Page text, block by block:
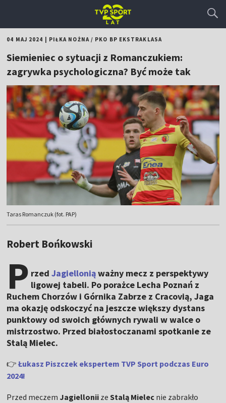
04 MAJ 2024 PIŁKA NOŻNA/ PKO BP EKSTRAKLASA
Siemieniec o sytuacji z Romanczukiem:
zagrywka psychologiczna? Być może tak
Taras Romanczuk (fot. PAP)
Robert Bońkowski
P rzedJagielloniąważny mecz z perspektywy
ligowej tabeli. Po porażce Lecha Poznań z
Ruchem Chorzów i Górnika Zabrze z Cracovią, Jaga
ma okazję odskoczyć na jeszcze większy dystans
punktowy od swoich głównych rywali w walce o
mistrzostwo. Przed białostoczanami spotkanie ze
Stalą Mielec.
👉Łukasz Piszczek ekspertem TVP Sport podczas Euro
2024!
Przed meczem Jagiellonii zeStalą Mielec nie zabrakło